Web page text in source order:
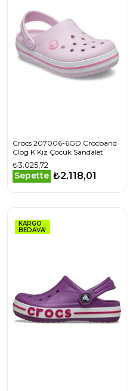
Crocs 207006-6GD Crocband
Clog K Kız Çocuk Sandalet
₺3.025,72
Sepette ₺2.118,01
KARGO
BEDAVA!